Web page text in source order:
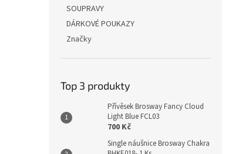
SOUPRAVY
DÁRKOVÉ POUKAZY
Značky
Top 3 produkty
Přívěsek Brosway Fancy Cloud
Light Blue FCL03
700 Kč
Single náušnice Brosway Chakra